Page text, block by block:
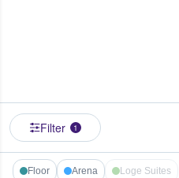
Filter 1
Floor Arena Loge Suites